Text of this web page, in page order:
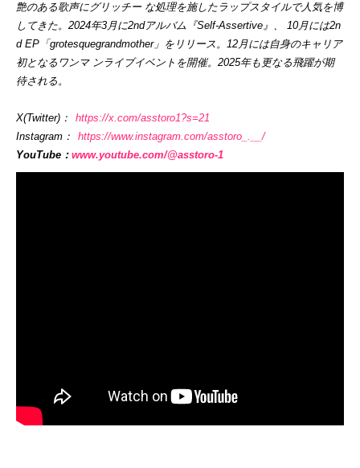
艶のある歌声にグリッチー な処理を施したラップスタイルで人気を博
してきた。2024年3月に2ndアルバム『Self-Assertive』、 10月には2n
d EP「grotesquegrandmother」をリリース。12月には自身のキャリア
初となるワンマ ンライブイベントを開催。2025年も更なる飛躍が期
待される。
X(Twitter)：
https://x.com/asstoro1?s=21
Instagram：
https://www.instagram.com/asstoro_.__/
YouTube： www.youtube.com/@asstoro-1